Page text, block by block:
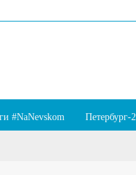
#NaNevskom Петербург-